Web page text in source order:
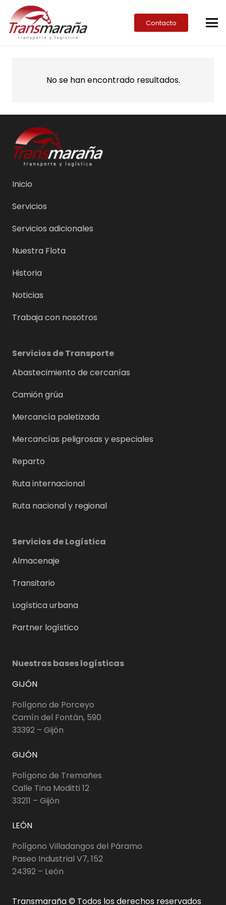
Contacto
No se han encontrado resultados.
Inicio
Servicios
Servicios adicionales
Nuestra Flota
Historia
Noticias
Trabaja con nosotros
Servicios de Transporte
Abastecimiento de cercanías
Camión grúa
Mercancía paletizada
Mercancías peligrosas y especiales
Reparto
Ruta internacional
Ruta nacional y regional
Servicios de Logística
Almacenaje
Transitario
Logística urbana
Partner logístico
Nuestras bases logísticas
GIJÓN
Polígono de Porceyo
Camín del Fontán, 590
33392 – Gijón
GIJÓN
Polígono de Tremañes
Calle Tina Moditti 12
33211 – Gijón
LEÓN
Polígono Villadangos del Páramo
Paseo Industrial V7, 152
24392 – León
Transmaraña © Todos los derechos reservados